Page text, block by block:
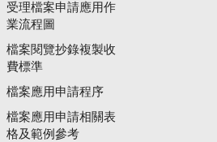
受理檔案申請應用作
業流程圖
檔案閱覽抄錄複製收
費標準
檔案應用申請程序
檔案應用申請相關表
格及範例參考